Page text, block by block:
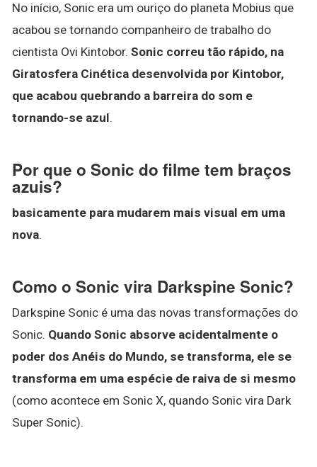
No início, Sonic era um ouriço do planeta Mobius que
acabou se tornando companheiro de trabalho do
cientista Ovi Kintobor. Sonic correu tão rápido, na
Giratosfera Cinética desenvolvida por Kintobor,
que acabou quebrando a barreira do som e
tornando-se azul.
Por que o Sonic do filme tem braços
azuis?
basicamente para mudarem mais visual em uma
nova.
Como o Sonic vira Darkspine Sonic?
Darkspine Sonic é uma das novas transformações do
Sonic. Quando Sonic absorve acidentalmente o
poder dos Anéis do Mundo, se transforma, ele se
transforma em uma espécie de raiva de si mesmo
(como acontece em Sonic X, quando Sonic vira Dark
Super Sonic).